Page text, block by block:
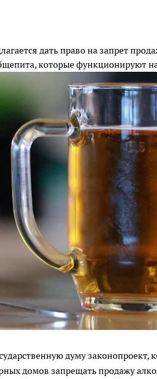
дать право на запрет
которые функционируют
думу законопроект,
домов запрещать продажу